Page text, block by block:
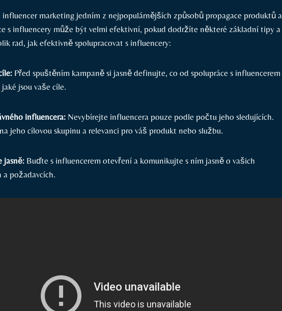
marketing jedním z nejpopulárnějších‌ způsobů propagace produktů a
⁢s influencery může být​ velmi efektivní, pokud dodržíte některé ​základní tipy a
rad, ⁢jak efektivně spolupracovat s influencery:
Před spuštěním kampaně si jasně definujte, co od spolupráce s influencerem
jsou vaše cíle.
influencera: Nevybírejte influencera pouze podle počtu jeho ⁣sledujících.
jeho cílovou‍ skupinu a relevanci pro váš produkt nebo službu.
jasně: Buďte s ⁤influencerem otevření a komunikujte s ním jasně o vašich
a požadavcích.